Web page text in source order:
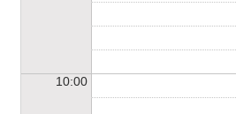
10:00